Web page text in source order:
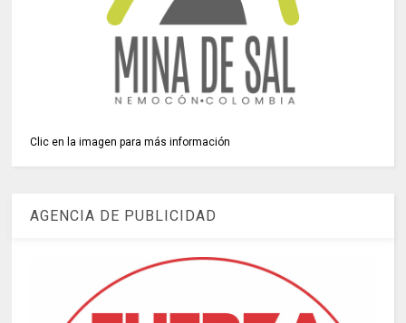
Clic en la imagen para más información
AGENCIA DE PUBLICIDAD